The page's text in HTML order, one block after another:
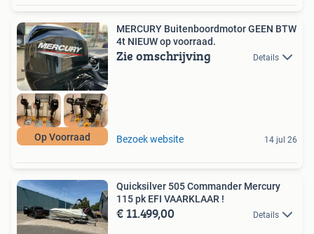
Op Voorraad
MERCURY Buitenboordmotor GEEN BTW
4t NIEUW op voorraad.
Zie omschrijving Details
Bezoek website 14 jul 26
Quicksilver 505 Commander Mercury
115 pk EFI VAARKLAAR !
€ 11.499,00 Details